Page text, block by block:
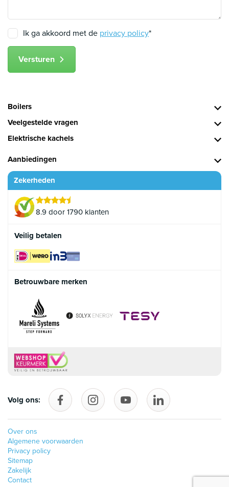
Ik ga akkoord met de privacy policy*
Versturen
Boilers
Veelgestelde vragen
Elektrische kachels
Aanbiedingen
Zekerheden
8.9 door 1790 klanten
Veilig betalen
Betrouwbare merken
Volg ons: Volg ons op Facebook
follow_us_on_instagram
Volg ons op YouTube
Over ons
Algemene voorwaarden
Privacy policy
Sitemap
Zakelijk
Contact